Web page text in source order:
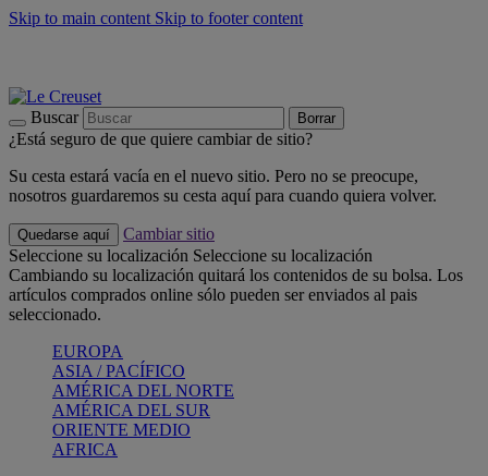
Skip to main content Skip to footer content
Buscar Borrar
¿Está seguro de que quiere cambiar de sitio?
Su cesta estará vacía en el nuevo sitio. Pero no se preocupe,
nosotros guardaremos su cesta aquí para cuando quiera volver.
Quedarse aquí
Cambiar sitio
Seleccione su localización Seleccione su localización
Cambiando su localización quitará los contenidos de su bolsa. Los
artículos comprados online sólo pueden ser enviados al pais
seleccionado.
EUROPA
ASIA / PACÍFICO
AMÉRICA DEL NORTE
AMÉRICA DEL SUR
ORIENTE MEDIO
AFRICA